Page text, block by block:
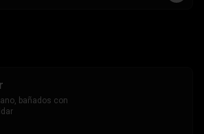
bañados con